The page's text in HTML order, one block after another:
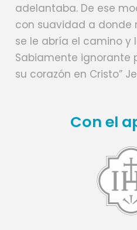
adelantaba. De ese
con suavidad a donde
se le abría el camino y
Sabiamente ignorante
su corazón en Cristo”
Con el